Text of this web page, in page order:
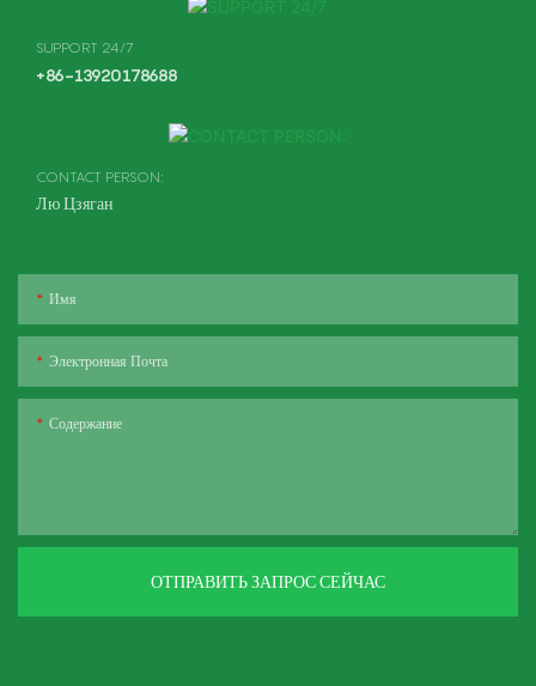
SUPPORT 24/7
+86-13920178688
CONTACT PERSON:
Лю Цзяган
Имя
Электронная Почта
Содержание
ОТПРАВИТЬ ЗАПРОС СЕЙЧАС